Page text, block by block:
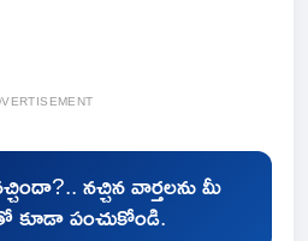
నచ్చిన వార్తలను మీ
కూడా పంచుకోండి.